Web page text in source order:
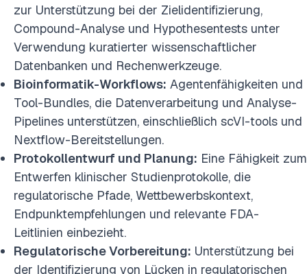
zur Unterstützung bei der Zielidentifizierung,
Compound-Analyse und Hypothesentests unter
Verwendung kuratierter wissenschaftlicher
Datenbanken und Rechenwerkzeuge.
Bioinformatik-Workflows: Agentenfähigkeiten und
Tool-Bundles, die Datenverarbeitung und Analyse-
Pipelines unterstützen, einschließlich scVI-tools und
Nextflow-Bereitstellungen.
Protokollentwurf und Planung: Eine Fähigkeit zum
Entwerfen klinischer Studienprotokolle, die
regulatorische Pfade, Wettbewerbskontext,
Endpunktempfehlungen und relevante FDA-
Leitlinien einbezieht.
Regulatorische Vorbereitung: Unterstützung bei
der Identifizierung von Lücken in regulatorischen